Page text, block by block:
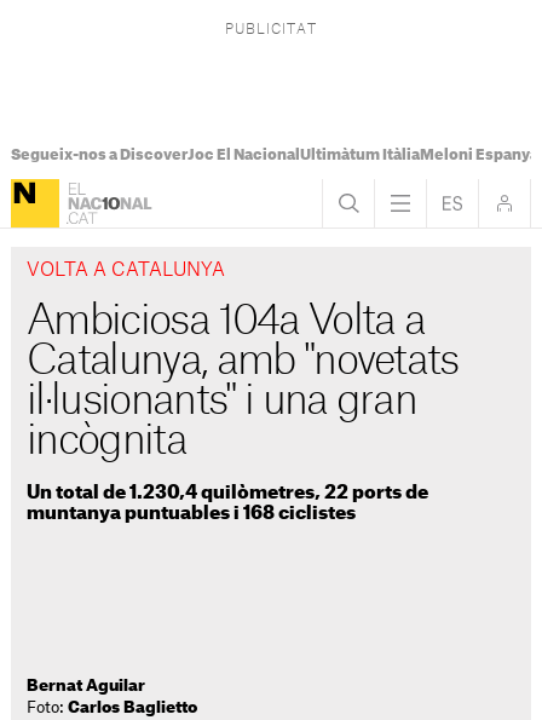
Segueix-nos a DiscoverJoc El Nacional Ultimàtum ItàliaMeloni Espanya
VOLTA A CATALUNYA
Ambiciosa 104a Volta a
Catalunya, amb "novetats
il·lusionants" i una gran
incògnita
Un total de 1.230,4 quilòmetres, 22 ports de
muntanya puntuables i 168 ciclistes
Bernat Aguilar
Foto:Carlos Baglietto